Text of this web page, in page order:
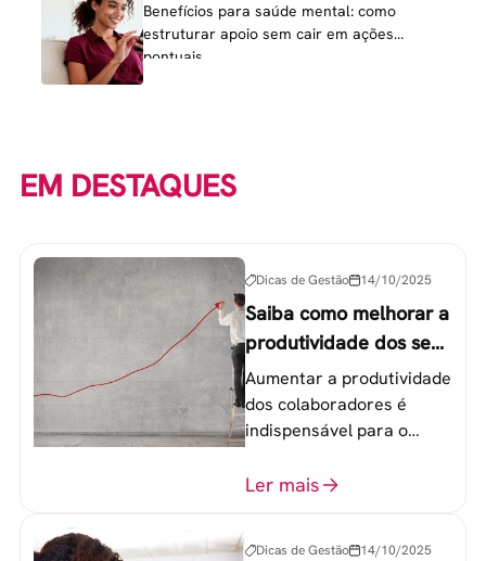
Benefícios para saúde mental: como
estruturar apoio sem cair em ações
pontuais
EM DESTAQUES
Dicas de Gestão 14/10/2025
Saiba como melhorar a
produtividade dos seus
colaboradores
Aumentar a produtividade
dos colaboradores é
indispensável para o
equipe de trabalho. 6
Ler mais
Dicas de Gestão 14/10/2025